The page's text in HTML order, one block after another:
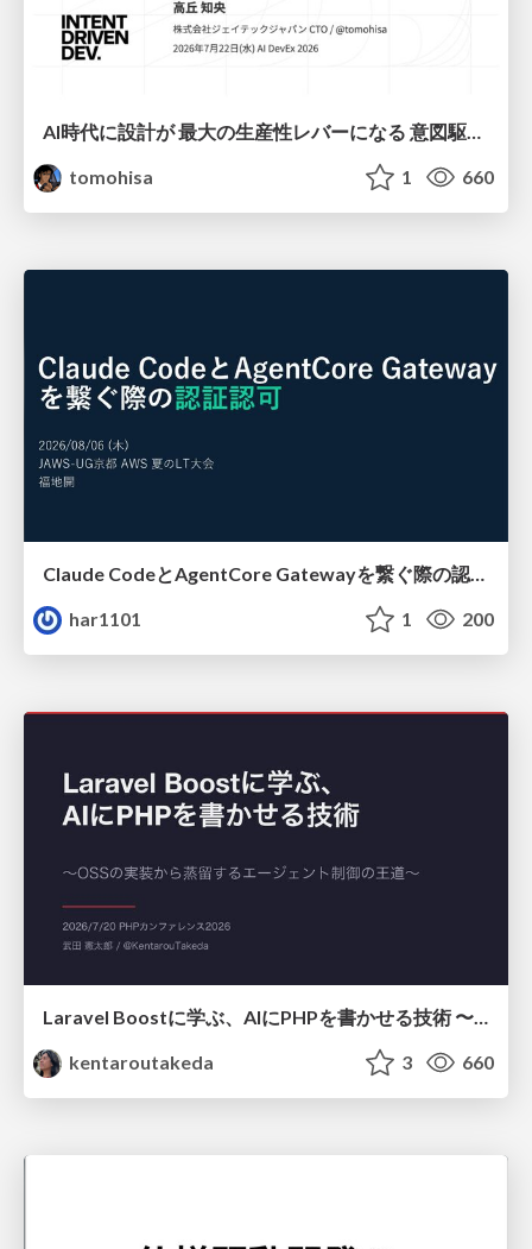
AI時代に設計が 最大の生産性レバーになる 意図駆動開発とデータを消さない設計｜Don't Delete Your Data or Your Intent — Design as the Deepest Lever in the AI Era
tomohisa
1 660
Claude CodeとAgentCore Gatewayを繋ぐ際の認証認可 / Authentication and authorization when connecting Claude Code with AgentCore Gateway
har1101
1 200
kentaroutakeda
3 660